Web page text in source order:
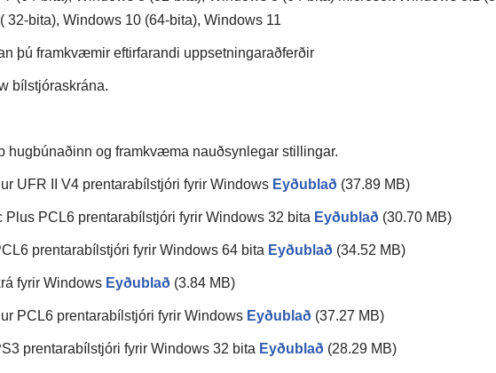
bita), Windows 10 (64-bita), Windows 11
þú framkvæmir eftirfarandi uppsetningaraðferðir
bílstjóraskrána.
hugbúnaðinn og framkvæma nauðsynlegar stillingar.
UFR II V4 prentarabílstjóri fyrir Windows Eyðublað (37.89 MB)
PCL6 prentarabílstjóri fyrir Windows 32 bita Eyðublað (30.70 MB)
prentarabílstjóri fyrir Windows 64 bita Eyðublað (34.52 MB)
fyrir Windows Eyðublað (3.84 MB)
PCL6 prentarabílstjóri fyrir Windows Eyðublað (37.27 MB)
prentarabílstjóri fyrir Windows 32 bita Eyðublað (28.29 MB)